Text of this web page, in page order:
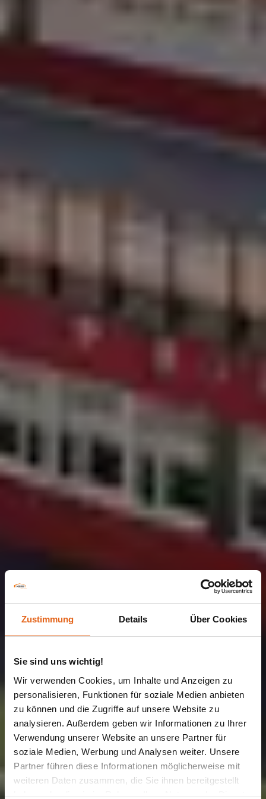
Zustimmung Details Über Cookies
Sie sind uns wichtig!
Wir verwenden Cookies, um Inhalte und Anzeigen zu
personalisieren, Funktionen für soziale Medien anbieten
zu können und die Zugriffe auf unsere Website zu
analysieren. Außerdem geben wir Informationen zu Ihrer
Verwendung unserer Website an unsere Partner für
soziale Medien, Werbung und Analysen weiter. Unsere
Partner führen diese Informationen möglicherweise mit
weiteren Daten zusammen, die Sie ihnen bereitgestellt
haben oder die sie im Rahmen Ihrer Nutzung der Dienste
Berufsschule in